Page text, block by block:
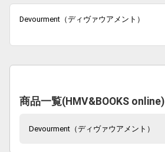
Devourment（ディヴァウアメント）
商品一覧(HMV&BOOKS online)
Devourment（ディヴァウアメント）